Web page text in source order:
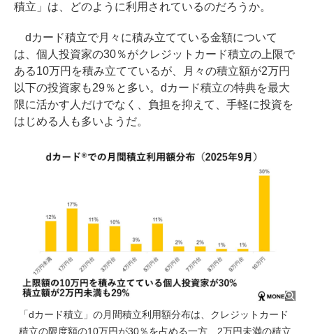
積立」は、どのように利用されているのだろうか。
dカード積立で月々に積み立てている金額について
は、個人投資家の30％がクレジットカード積立の上限で
ある10万円を積み立てているが、月々の積立額が2万円
以下の投資家も29％と多い。dカード積立の特典を最大
限に活かす人だけでなく、負担を抑えて、手軽に投資を
はじめる人も多いようだ。
「dカード積立」の月間積立利用額分布は、クレジットカード
積立の限度額の10万円が30％を占める一方、2万円未満の積立